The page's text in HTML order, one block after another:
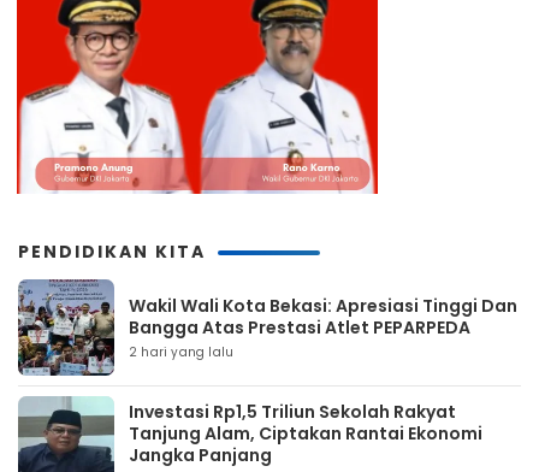
PENDIDIKAN KITA
Wakil Wali Kota Bekasi: Apresiasi Tinggi Dan
Bangga Atas Prestasi Atlet PEPARPEDA
2 hari yang lalu
Investasi Rp1,5 Triliun Sekolah Rakyat
Tanjung Alam, Ciptakan Rantai Ekonomi
Jangka Panjang